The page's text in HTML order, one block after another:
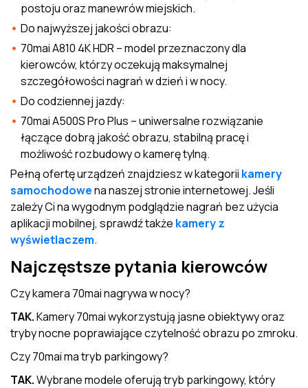
postoju oraz manewrów miejskich.
Do najwyższej jakości obrazu:
70mai A810 4K HDR – model przeznaczony dla
kierowców, którzy oczekują maksymalnej
szczegółowości nagrań w dzień i w nocy.
Do codziennej jazdy:
70mai A500S Pro Plus – uniwersalne rozwiązanie
łączące dobrą jakość obrazu, stabilną pracę i
możliwość rozbudowy o kamerę tylną.
Pełną ofertę urządzeń znajdziesz w kategorii kamery
samochodowena naszej stronie internetowej. Jeśli
zależy Ci na wygodnym podglądzie nagrań bez użycia
aplikacji mobilnej, sprawdź także kamery z
wyświetlaczem.
Najczęstsze pytania kierowców
Czy kamera 70mai nagrywa w nocy?
TAK.Kamery 70mai wykorzystują jasne obiektywy oraz
tryby nocne poprawiające czytelność obrazu po zmroku.
Czy 70mai ma tryb parkingowy?
TAK.Wybrane modele oferują tryb parkingowy, który